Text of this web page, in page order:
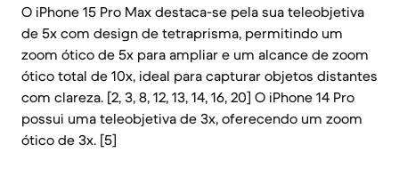
O iPhone 15 Pro Max destaca-se pela sua teleobjetiva
de 5x com design de tetraprisma, permitindo um
zoom ótico de 5x para ampliar e um alcance de zoom
ótico total de 10x, ideal para capturar objetos distantes
com clareza. [2, 3, 8, 12, 13, 14, 16, 20] O iPhone 14 Pro
possui uma teleobjetiva de 3x, oferecendo um zoom
ótico de 3x. [5]